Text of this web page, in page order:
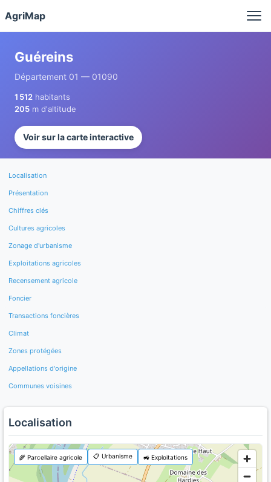
AgriMap
Guéreins
Département 01 — 01090
1 512 habitants
205 m d'altitude
Voir sur la carte interactive
Localisation
Présentation
Chiffres clés
Cultures agricoles
Zonage d'urbanisme
Exploitations agricoles
Recensement agricole
Foncier
Transactions foncières
Climat
Zones protégées
Appellations d'origine
Communes voisines
Localisation
🌾 Parcellaire agricole 📋 Urbanisme 🚜 Exploitations